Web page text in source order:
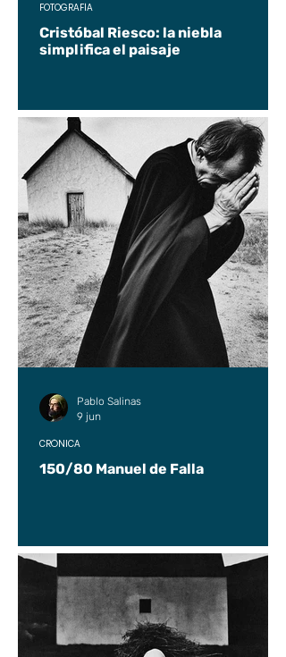
Cristóbal Riesco: la niebla
simplifica el paisaje
FOTOGRAFÍA
150/80 Manuel de Falla
CRÓNICA
Pablo Salinas
9 jun